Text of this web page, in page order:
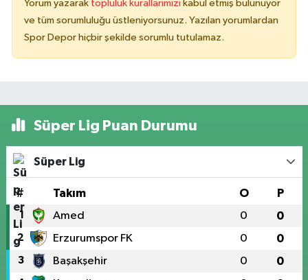
Yorum yazarak topluluk kurallarımızı kabul etmiş bulunuyor
ve tüm sorumluluğu üstleniyorsunuz. Yazılan yorumlardan
Spor Depor hiçbir şekilde sorumlu tutulamaz.
Süper Lig Puan Durumu
Süper Lig
# Takım O P
1 Amed 0 0
2 Erzurumspor FK 0 0
3 Başakşehir 0 0